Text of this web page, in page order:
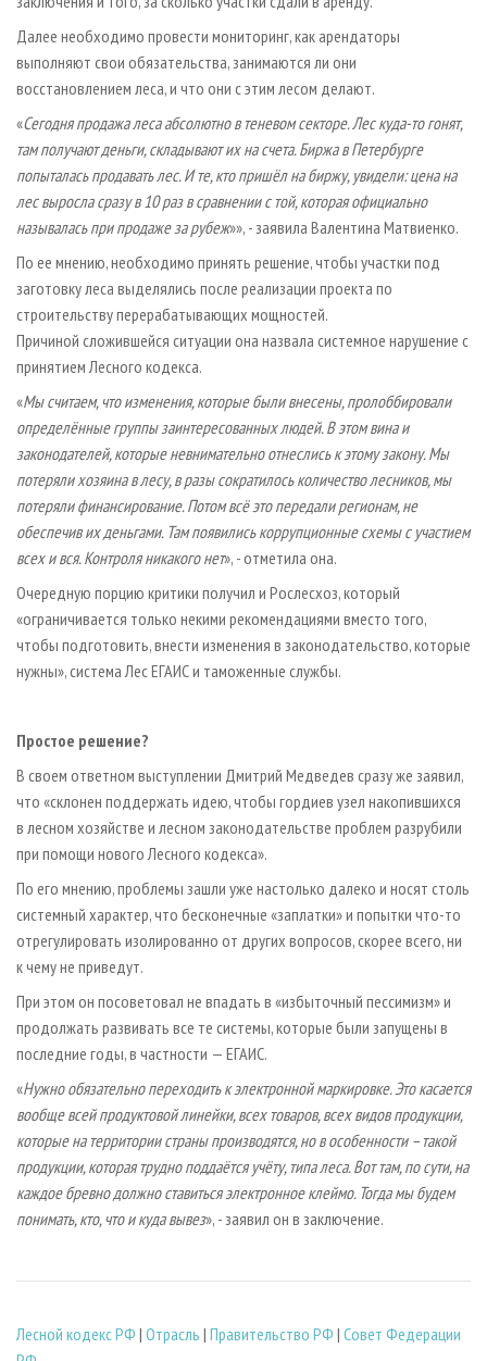
Далее необходимо провести мониторинг, как арендаторы
выполняют свои обязательства, занимаются ли они
восстановлением леса, и что они с этим лесом делают.
«Сегодня продажа леса абсолютно в теневом секторе. Лес куда-то гонят,
там получают деньги, складывают их на счета. Биржа в Петербурге
попыталась продавать лес. И те, кто пришёл на биржу, увидели: цена на
лес выросла сразу в 10 раз в сравнении с той, которая официально
называлась при продаже за рубеж»», - заявила Валентина Матвиенко.
По ее мнению, необходимо принять решение, чтобы участки под
заготовку леса выделялись после реализации проекта по
строительству перерабатывающих мощностей.
Причиной сложившейся ситуации она назвала системное нарушение с
принятием Лесного кодекса.
«Мы считаем, что изменения, которые были внесены, пролоббировали
определённые группы заинтересованных людей. В этом вина и
законодателей, которые невнимательно отнеслись к этому закону. Мы
потеряли хозяина в лесу, в разы сократилось количество лесников, мы
потеряли финансирование. Потом всё это передали регионам, не
обеспечив их деньгами. Там появились коррупционные схемы с участием
всех и вся. Контроля никакого нет», - отметила она.
Очередную порцию критики получил и Рослесхоз, который
«ограничивается только некими рекомендациями вместо того,
чтобы подготовить, внести изменения в законодательство, которые
нужны», система Лес ЕГАИС и таможенные службы.
Простое решение?
В своем ответном выступлении Дмитрий Медведев сразу же заявил,
что «склонен поддержать идею, чтобы гордиев узел накопившихся
в лесном хозяйстве и лесном законодательстве проблем разрубили
при помощи нового Лесного кодекса».
По его мнению, проблемы зашли уже настолько далеко и носят столь
системный характер, что бесконечные «заплатки» и попытки что-то
отрегулировать изолированно от других вопросов, скорее всего, ни
к чему не приведут.
При этом он посоветовал не впадать в «избыточный пессимизм» и
продолжать развивать все те системы, которые были запущены в
последние годы, в частности — ЕГАИС.
«Нужно обязательно переходить к электронной маркировке. Это касается
вообще всей продуктовой линейки, всех товаров, всех видов продукции,
которые на территории страны производятся, но в особенности – такой
продукции, которая трудно поддаётся учёту, типа леса. Вот там, по сути, на
каждое бревно должно ставиться электронное клеймо. Тогда мы будем
понимать, кто, что и куда вывез», - заявил он в заключение.
Лесной кодекс РФ | Отрасль | Правительство РФ | Совет Федерации